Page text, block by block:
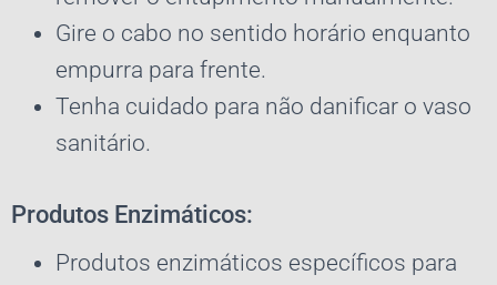
Gire o cabo no sentido horário enquanto
empurra para frente.
Tenha cuidado para não danificar o vaso
sanitário.
Produtos Enzimáticos:
Produtos enzimáticos específicos para